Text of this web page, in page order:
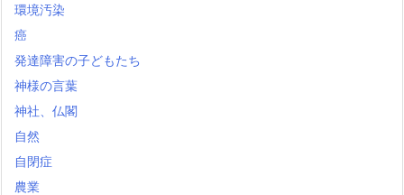
環境汚染
癌
発達障害の子どもたち
神様の言葉
神社、仏閣
自然
自閉症
農業